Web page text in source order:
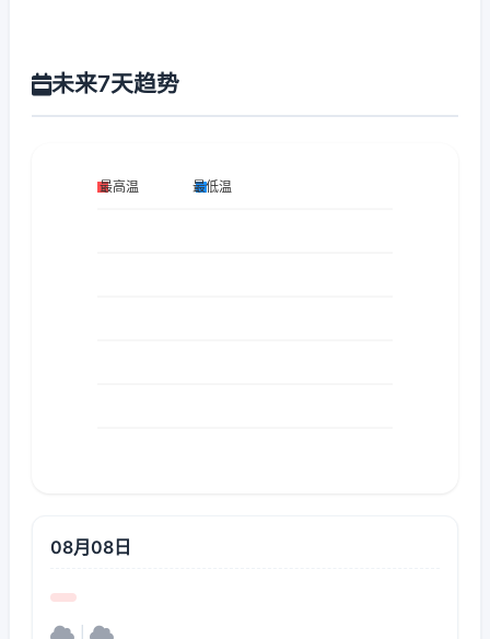
未来7天趋势
08月08日